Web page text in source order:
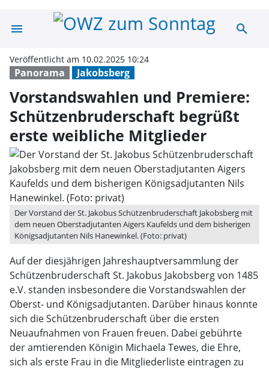
menu search
Panorama Jakobsberg
Veröffentlicht am 10.02.2025 10:24
Vorstandswahlen und Premiere:
Schützenbruderschaft begrüßt
erste weibliche Mitglieder
Der Vorstand der St. Jakobus Schützenbruderschaft Jakobsberg mit
dem neuen Oberstadjutanten Aigers Kaufelds und dem bisherigen
Königsadjutanten Nils Hanewinkel. (Foto: privat)
Auf der diesjährigen Jahreshauptversammlung der
Schützenbruderschaft St. Jakobus Jakobsberg von 1485
e.V. standen insbesondere die Vorstandswahlen der
Oberst- und Königsadjutanten. Darüber hinaus konnte
sich die Schützenbruderschaft über die ersten
Neuaufnahmen von Frauen freuen. Dabei gebührte
der amtierenden Königin Michaela Tewes, die Ehre,
sich als erste Frau in die Mitgliederliste eintragen zu